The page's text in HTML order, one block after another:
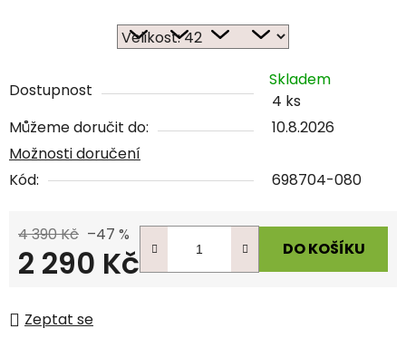
Dostupnost
Skladem
4 ks
Můžeme doručit do:
10.8.2026
Možnosti doručení
Kód:
698704-080
4 390 Kč –47 %
2 290 Kč DO KOŠÍKU
Zeptat se